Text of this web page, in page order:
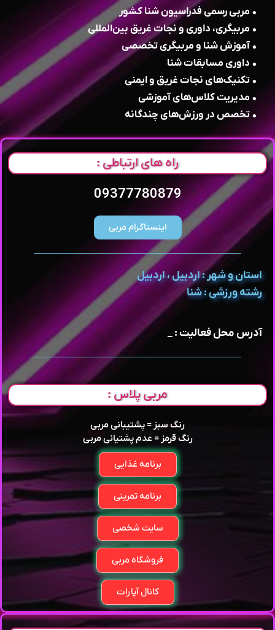
• مربی رسمی فدراسیون شنا کشور
• مربیگری، داوری و نجات غریق بین‌المللی
• آموزش شنا و مربیگری تخصصی
• داوری مسابقات شنا
• تکنیک‌های نجات غریق و ایمنی
• مدیریت کلاس‌های آموزشی
• تخصص در ورزش‌های چندگانه
راه های ارتباطی :
09377780879
اینستاگرام مربی
استان و شهر : اردبیل ، اردبیل
رشته ورزشی : شنا
آدرس محل فعالیت : _
مربی پلاس :
رنگ سبز = پشتیبانی مربی
رنگ قرمز = عدم پشتیانی مربی
برنامه غذایی
برنامه تمرینی
سایت شخصی
فروشگاه مربی
کانال آپارات